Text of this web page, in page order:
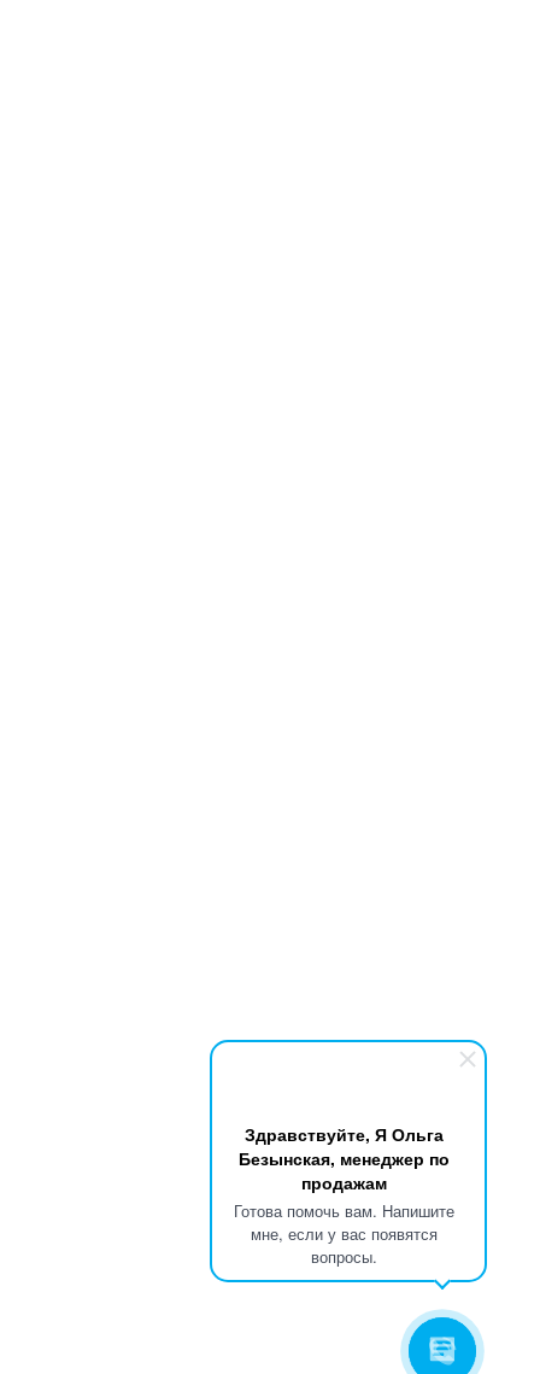
Здравствуйте, Я Ольга
Безынская, менеджер по
продажам
Готова помочь вам. Напишите
мне, если у вас появятся
вопросы.